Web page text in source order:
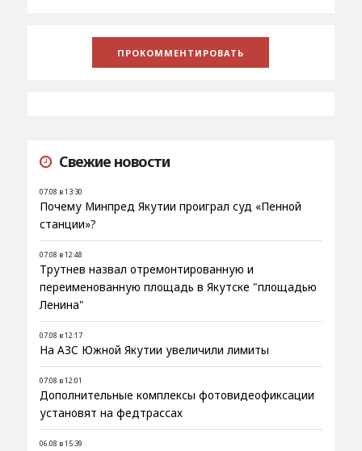
Свежие новости
07.08 в 13:30
Почему Минпред Якутии проиграл суд «Пенной
станции»?
07.08 в 12:48
Трутнев назвал отремонтированную и
переименованную площадь в Якутске "площадью
Ленина"
07.08 в 12:17
На АЗС Южной Якутии увеличили лимиты
07.08 в 12:01
Дополнительные комплексы фотовидеофиксации
установят на федтрассах
06.08 в 15:39